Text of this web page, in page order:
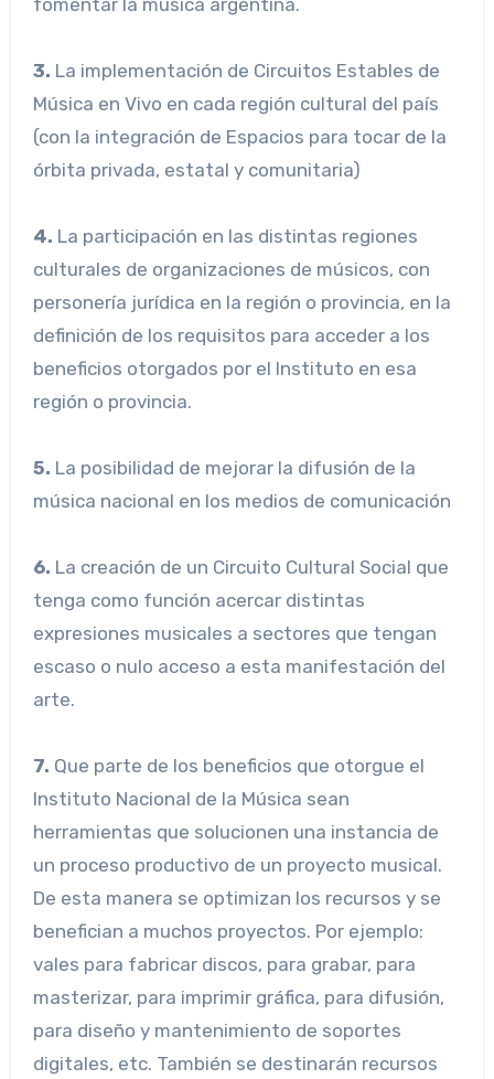
3. La implementación de Circuitos Estables de
Música en Vivo en cada región cultural del país
(con la integración de Espacios para tocar de la
órbita privada, estatal y comunitaria)
4. La participación en las distintas regiones
culturales de organizaciones de músicos, con
personería jurídica en la región o provincia, en la
definición de los requisitos para acceder a los
beneficios otorgados por el Instituto en esa
región o provincia.
5. La posibilidad de mejorar la difusión de la
música nacional en los medios de comunicación
6. La creación de un Circuito Cultural Social que
tenga como función acercar distintas
expresiones musicales a sectores que tengan
escaso o nulo acceso a esta manifestación del
arte.
7. Que parte de los beneficios que otorgue el
Instituto Nacional de la Música sean
herramientas que solucionen una instancia de
un proceso productivo de un proyecto musical.
De esta manera se optimizan los recursos y se
benefician a muchos proyectos. Por ejemplo:
vales para fabricar discos, para grabar, para
masterizar, para imprimir gráfica, para difusión,
para diseño y mantenimiento de soportes
digitales, etc. También se destinarán recursos